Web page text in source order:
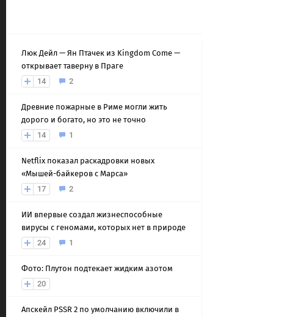
Люк Дейл — Ян Птачек из Kingdom Come —
открывает таверну в Праге
14
2
Древние пожарные в Риме могли жить
дорого и богато, но это не точно
14
1
Netflix показал раскадровки новых
«Мышей-байкеров с Марса»
17
2
ИИ впервые создал жизнеспособные
вирусы с геномами, которых нет в природе
24
1
Фото: Плутон подтекает жидким азотом
20
Апскейл PSSR 2 по умолчанию включили в